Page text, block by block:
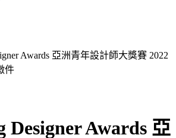
Awards 亞洲青年設計師大獎賽 2022
件
Designer Awards 亞